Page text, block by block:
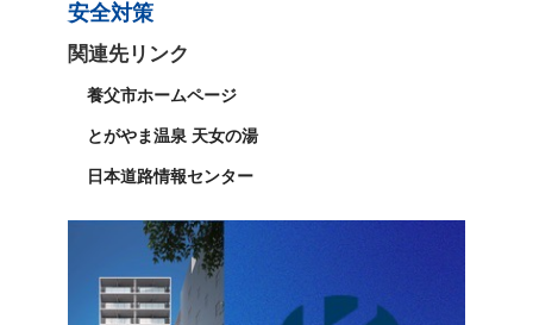
安全対策
関連先リンク
養父市ホームページ
とがやま温泉 天女の湯
日本道路情報センター